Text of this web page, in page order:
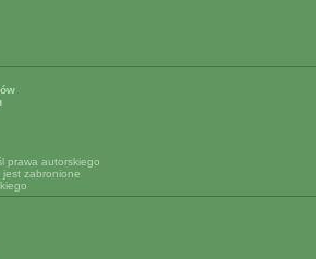
prawa autorskiego
jest zabronione